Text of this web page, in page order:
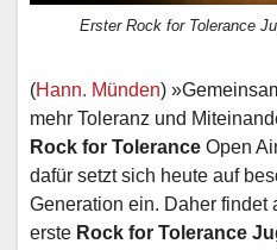
Erster Rock for Tolerance
(Hann. Münden)
mehr Toleranz und
Rock for Tolerance Open
dafür setzt sich heute auf
Generation ein. Daher findet
erste Rock for Tolerance